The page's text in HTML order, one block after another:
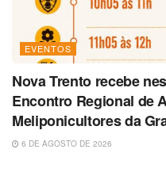
EVENTOS
Nova Trento recebe
Encontro Regional de
Meliponicultores da
6 DE AGOSTO DE 2026